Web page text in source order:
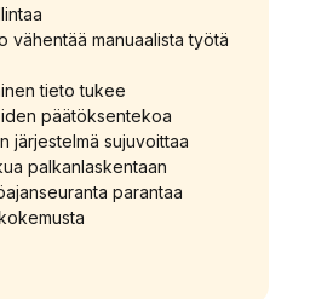
vähentää manuaalista työtä
tieto tukee
päätöksentekoa
järjestelmä sujuvoittaa
palkanlaskentaan
parantaa